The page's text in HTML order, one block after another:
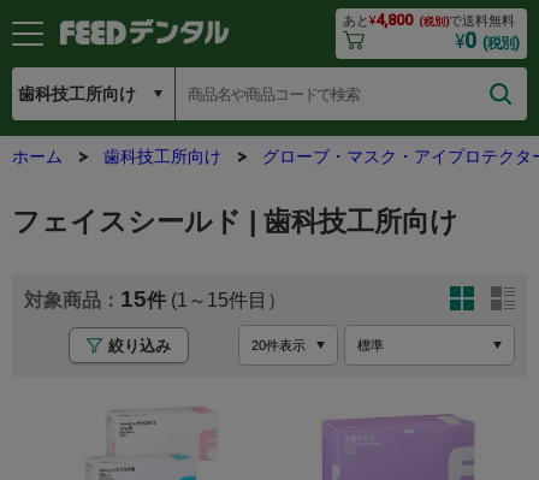
あと¥4,800 (税別)で送料無料
¥0 (税別)
ホーム 歯科技工所向け グローブ・マスク・アイプロテクタ
フェイスシールド | 歯科技工所向け
15 (1～15
絞り込み